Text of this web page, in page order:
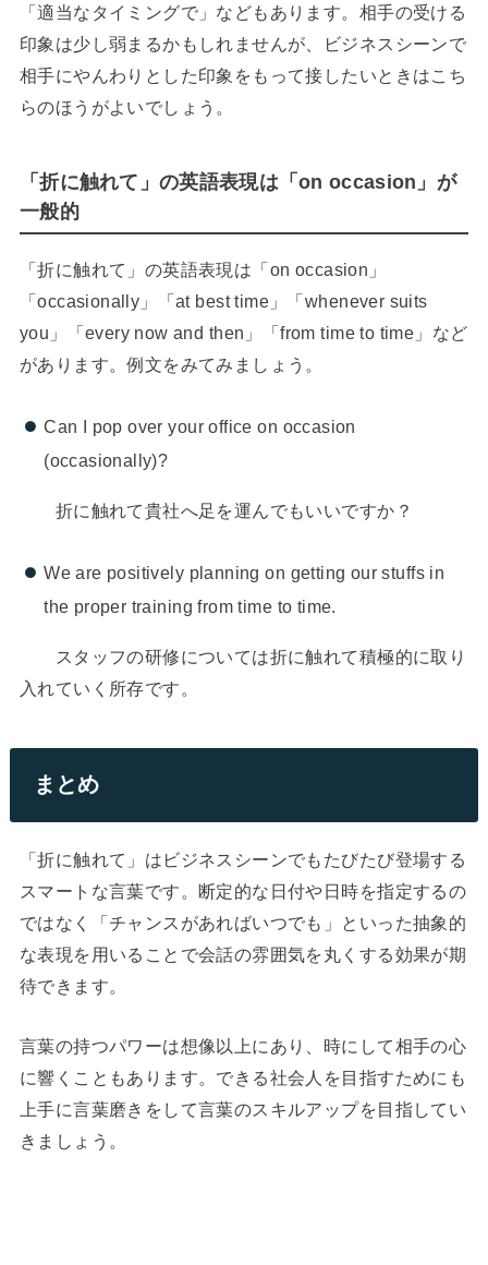
「適当なタイミングで」などもあります。相手の受ける
印象は少し弱まるかもしれませんが、ビジネスシーンで
相手にやんわりとした印象をもって接したいときはこち
らのほうがよいでしょう。
「折に触れて」の英語表現は「on occasion」が
一般的
「折に触れて」の英語表現は「on occasion」
「occasionally」「at best time」「whenever suits
you」「every now and then」「from time to time」など
があります。例文をみてみましょう。
Can I pop over your office on occasion
(occasionally)?
折に触れて貴社へ足を運んでもいいですか？
We are positively planning on getting our stuffs in
the proper training from time to time.
スタッフの研修については折に触れて積極的に取り
入れていく所存です。
まとめ
「折に触れて」はビジネスシーンでもたびたび登場する
スマートな言葉です。断定的な日付や日時を指定するの
ではなく「チャンスがあればいつでも」といった抽象的
な表現を用いることで会話の雰囲気を丸くする効果が期
待できます。
言葉の持つパワーは想像以上にあり、時にして相手の心
に響くこともあります。できる社会人を目指すためにも
上手に言葉磨きをして言葉のスキルアップを目指してい
きましょう。